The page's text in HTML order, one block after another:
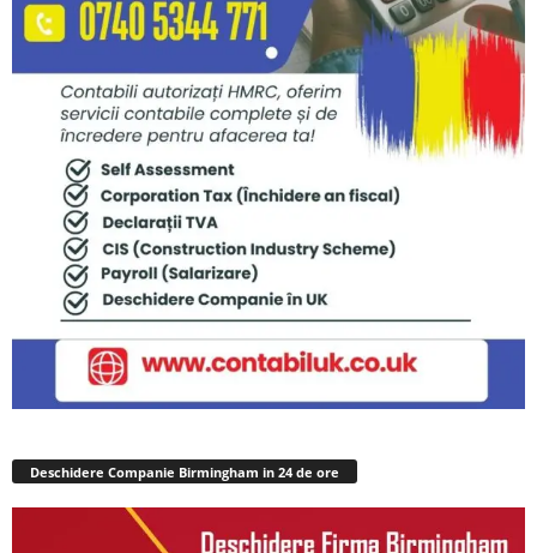
Deschidere Companie Birmingham in 24 de ore